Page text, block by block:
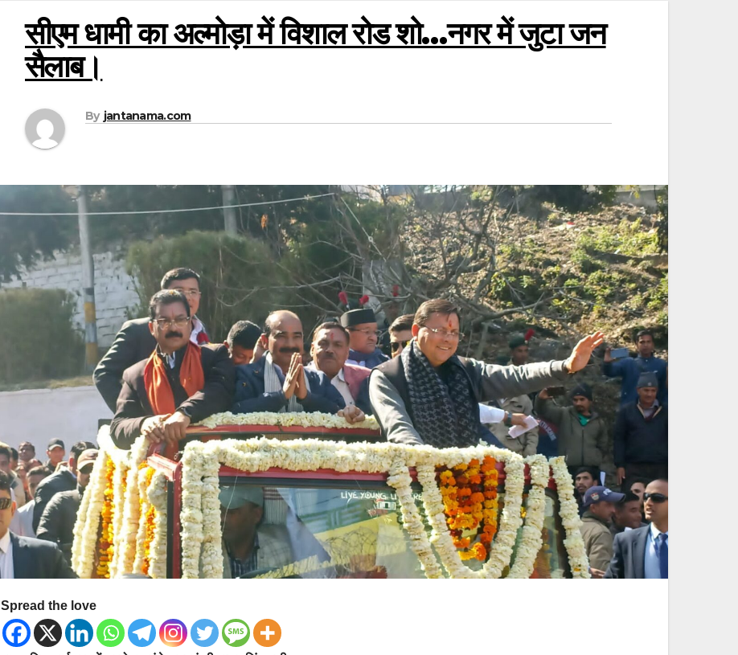
सीएम धामी का अल्मोड़ा में विशाल रोड शो…नगर में जुटा जन
सैलाब।
By jantanama.com
Spread the love